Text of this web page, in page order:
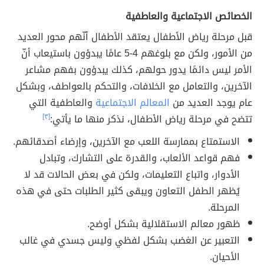
الخصائص الاجتماعية والعاطفية
قبل مرحلة رياض الأطفال يعتقد الأطفال أنّهم محور العديد
من الأمور، ولكن مع بلوغهم 4-5 عامًا يبدؤون باستيعاب أنّ
الأمر ليس دائمًا يدور حولهم، كذلك يبدؤون بفهم مشاعر
الآخرين، والتعامل مع الخلافات، والتحكم بالعواطف، وبشكل
عام يوجد العديد من المعالم الاجتماعية والعاطفية التي
تتضح في مرحلة رياض الأطفال، نذكر منها ما يأتي:[٣]
الاستمتاع بممارسة اللعب مع الآخرين، وإرضاء أصدقائهم.
فهم قواعد الألعاب، والقدرة على التشارك، وتبادل
الأدوار، واتباع التعليمات، ولكن في بعض الحالات قد لا
يُظهر الطفل التعاون ويبقى كثير الطلبات حتى في هذه
المرحلة.
ظهور معالم الاستقلالية بشكل أوضح.
التعبير عن الغضب بشكل لفظي وليس جسدي في غالب
الأحيان.